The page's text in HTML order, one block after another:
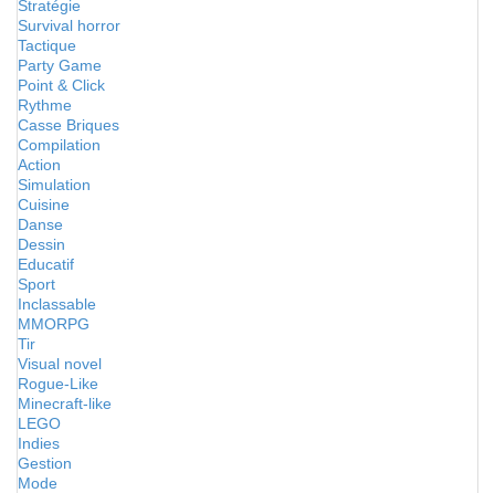
Stratégie
Survival horror
Tactique
Party Game
Point & Click
Rythme
Casse Briques
Compilation
Action
Simulation
Cuisine
Danse
Dessin
Educatif
Sport
Inclassable
MMORPG
Tir
Visual novel
Rogue-Like
Minecraft-like
LEGO
Indies
Gestion
Mode